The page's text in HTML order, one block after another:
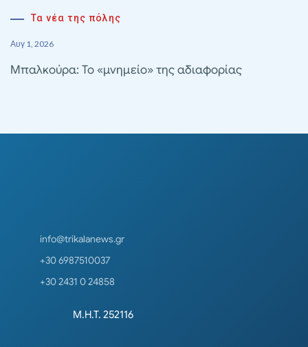
Τα νέα της πόλης
Αυγ 1, 2026
Μπαλκούρα: Το «μνημείο» της αδιαφορίας
info@trikalanews.gr
+30 6987510037
+30 2431 0 24858
Μ.Η.Τ. 252116